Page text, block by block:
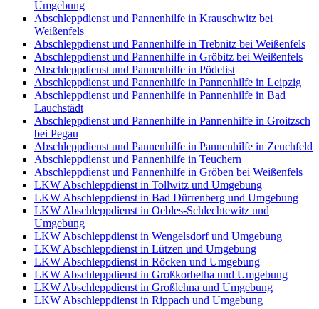
Umgebung
Abschleppdienst und Pannenhilfe in Krauschwitz bei
Weißenfels
Abschleppdienst und Pannenhilfe in Trebnitz bei Weißenfels
Abschleppdienst und Pannenhilfe in Gröbitz bei Weißenfels
Abschleppdienst und Pannenhilfe in Pödelist
Abschleppdienst und Pannenhilfe in Pannenhilfe in Leipzig
Abschleppdienst und Pannenhilfe in Pannenhilfe in Bad
Lauchstädt
Abschleppdienst und Pannenhilfe in Pannenhilfe in Groitzsch
bei Pegau
Abschleppdienst und Pannenhilfe in Pannenhilfe in Zeuchfeld
Abschleppdienst und Pannenhilfe in Teuchern
Abschleppdienst und Pannenhilfe in Gröben bei Weißenfels
LKW Abschleppdienst in Tollwitz und Umgebung
LKW Abschleppdienst in Bad Dürrenberg und Umgebung
LKW Abschleppdienst in Oebles-Schlechtewitz und
Umgebung
LKW Abschleppdienst in Wengelsdorf und Umgebung
LKW Abschleppdienst in Lützen und Umgebung
LKW Abschleppdienst in Röcken und Umgebung
LKW Abschleppdienst in Großkorbetha und Umgebung
LKW Abschleppdienst in Großlehna und Umgebung
LKW Abschleppdienst in Rippach und Umgebung